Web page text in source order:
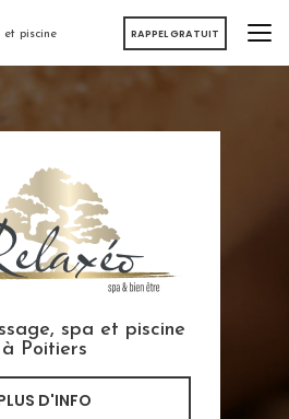
RAPPEL GRATUIT
spa et piscine
à Poitiers
D'INFO